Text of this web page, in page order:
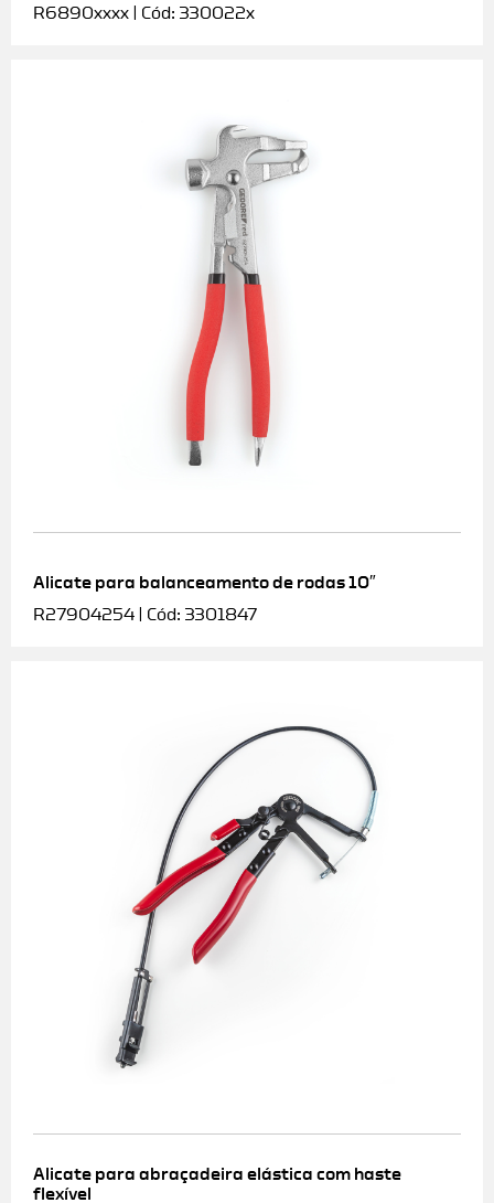
R6890xxxx | Cód: 330022x
Alicate para balanceamento de rodas 10″
R27904254 | Cód: 3301847
Alicate para abraçadeira elástica com haste
flexível